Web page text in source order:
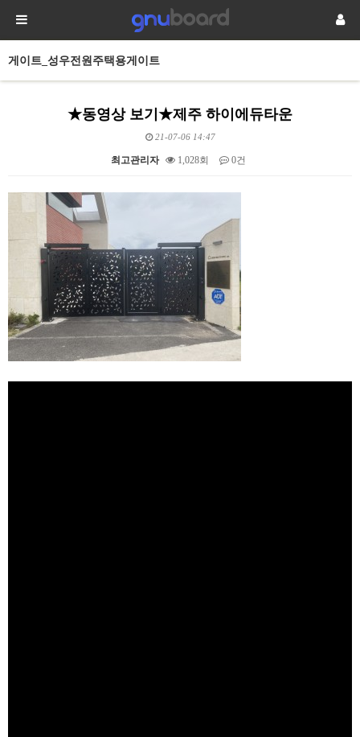
게이트_성우전원주택용게이트
★동영상 보기★제주 하이에듀타운
21-07-06 14:47
최고관리자 1,028회 0건